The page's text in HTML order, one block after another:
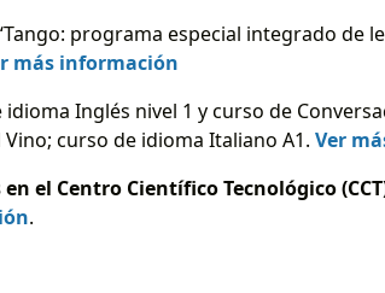
programa especial integrado de
más información
idioma Inglés nivel 1 y curso de
curso de idioma Italiano A1. Ver
el Centro Científico Tecnológico
.